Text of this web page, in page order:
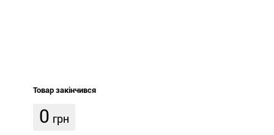
Товар закінчився
0 грн